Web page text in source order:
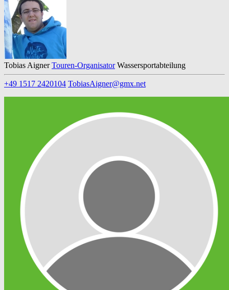
Tobias Aigner Touren-Organisator Wassersportabteilung
+49 1517 2420104 TobiasAigner@gmx.net